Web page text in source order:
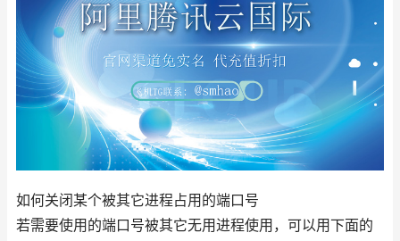
如何关闭某个被其它进程占用的端口号
若需要使用的端口号被其它无用进程使用，可以用下面的